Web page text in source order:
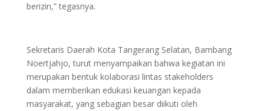
berizin,” tegasnya.
Sekretaris Daerah Kota Tangerang Selatan, Bambang
Noertjahjo, turut menyampaikan bahwa kegiatan ini
merupakan bentuk kolaborasi lintas stakeholders
dalam memberikan edukasi keuangan kepada
masyarakat, yang sebagian besar diikuti oleh